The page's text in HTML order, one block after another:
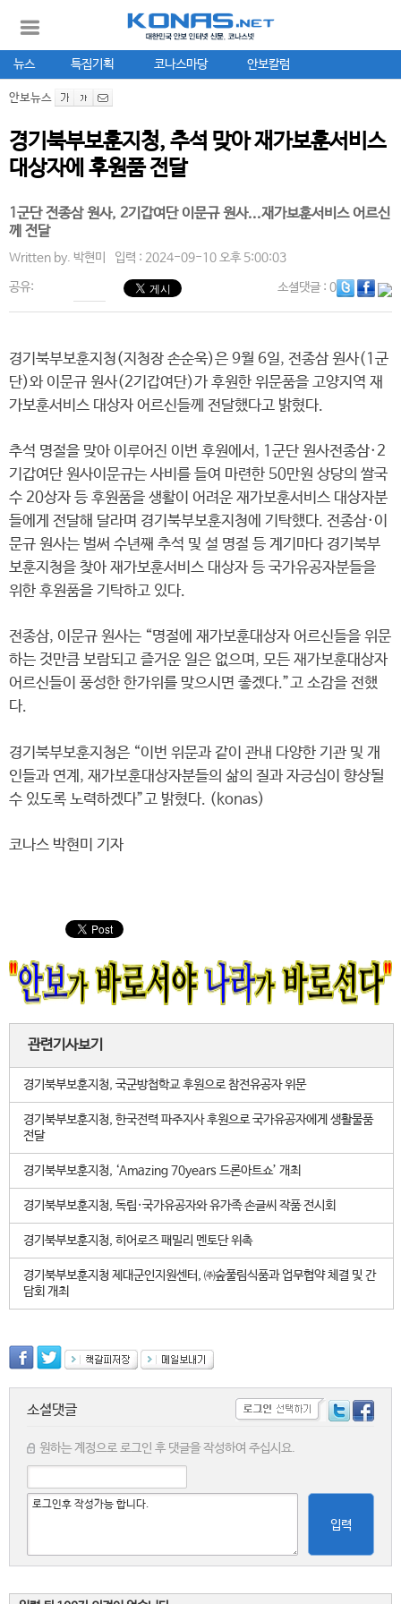
뉴스 특집기획 코나스마당 안보칼럼
안보뉴스
경기북부보훈지청, 추석 맞아 재가보훈서비스
대상자에 후원품 전달
1군단 전종삼 원사, 2기갑여단 이문규 원사...재가보훈서비스 어르신
께 전달
Written by. 박현미 입력 : 2024-09-10 오후 5:00:03
공유: 소셜댓글: 0
경기북부보훈지청(지청장 손순욱)은 9월 6일, 전종삼 원사(1군
단)와 이문규 원사(2기갑여단)가 후원한 위문품을 고양지역 재
가보훈서비스 대상자 어르신들께 전달했다고 밝혔다.
추석 명절을 맞아 이루어진 이번 후원에서, 1군단 원사전종삼·2
기갑여단 원사이문규는 사비를 들여 마련한 50만원 상당의 쌀국
수 20상자 등 후원품을 생활이 어려운 재가보훈서비스 대상자분
들에게 전달해 달라며 경기북부보훈지청에 기탁했다. 전종삼·이
문규 원사는 벌써 수년째 추석 및 설 명절 등 계기마다 경기북부
보훈지청을 찾아 재가보훈서비스 대상자 등 국가유공자분들을
위한 후원품을 기탁하고 있다.
전종삼, 이문규 원사는 “명절에 재가보훈대상자 어르신들을 위문
하는 것만큼 보람되고 즐거운 일은 없으며, 모든 재가보훈대상자
어르신들이 풍성한 한가위를 맞으시면 좋겠다.”고 소감을 전했
다.
경기북부보훈지청은 “이번 위문과 같이 관내 다양한 기관 및 개
인들과 연계, 재가보훈대상자분들의 삶의 질과 자긍심이 향상될
수 있도록 노력하겠다”고 밝혔다. (konas)
코나스 박현미 기자
관련기사보기
경기북부보훈지청, 국군방첩학교 후원으로 참전유공자 위문
경기북부보훈지청, 한국전력 파주지사 후원으로 국가유공자에게 생활물품
전달
경기북부보훈지청, ‘Amazing 70years 드론아트쇼’ 개최
경기북부보훈지청, 독립·국가유공자와 유가족 손글씨 작품 전시회
경기북부보훈지청, 히어로즈 패밀리 멘토단 위촉
경기북부보훈지청 제대군인지원센터, ㈜숲풀림식품과 업무협약 체결 및 간
담회 개최
소셜댓글
원하는 계정으로 로그인 후 댓글을 작성하여 주십시요.
입력